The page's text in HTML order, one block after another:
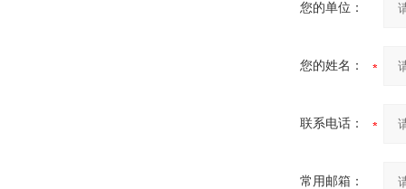
您的单位：
您的姓名：
联系电话：
常用邮箱：